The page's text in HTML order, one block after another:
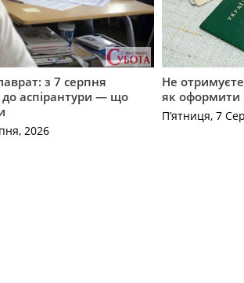
з 7 серпня
до аспірантури — що
2026
Не
як оформити
П’ятниця, 7